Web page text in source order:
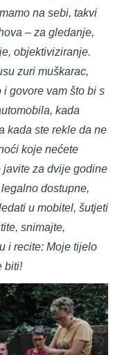
na sebi, takvi
– za gledanje,
objektiviziranje.
zuri muškarac,
govore vam što bi s
kada
kada ste rekle da ne
koje nećete
javite za dvije godine
dostupne,
u mobitel, šutjeti
snimajte,
i recite: Moje tijelo
biti!